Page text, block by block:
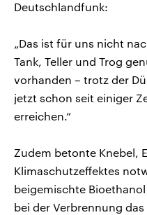
Deutschlandfunk:
„Das ist für uns nicht
Tank, Teller und Trog
vorhanden – trotz der
jetzt schon seit einiger
erreichen.“
Zudem betonte Knebel,
Klimaschutzeffektes
beigemischte
bei der Verbrennung